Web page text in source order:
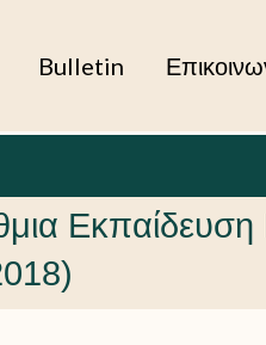
Bulletin